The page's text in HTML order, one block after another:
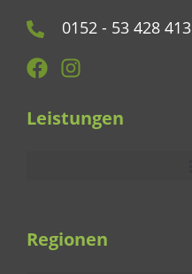
0152 - 53 428 413
Leistungen
Regionen